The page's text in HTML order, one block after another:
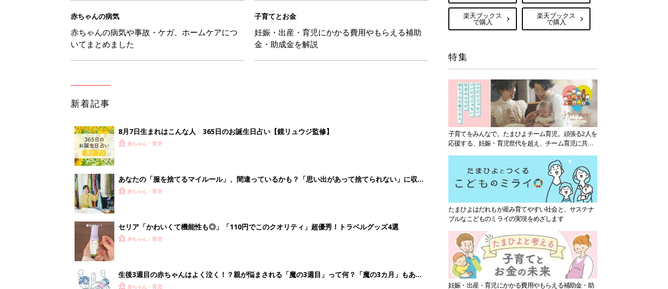
赤ちゃんの病気
赤ちゃんの病気や事故・ケガ、ホームケアにつ
いてまとめました
子育てとお金
妊娠・出産・育児にかかる費用やもらえる補助
金・助成金を解説
新着記事
8月7日生まれはこんな人 365日のお誕生日占い【鏡リュウジ監修】
赤ちゃん・育児
あなたの「服を捨てるマイルール」、間違っているかも？「思い出があって捨てられない」に収納
スタイリストが喝！
赤ちゃん・育児
セリア「かわいくて機能性も◎」「110円でこのクオリティ」超優秀！トラベルグッズ4選
赤ちゃん・育児
生後3週目の赤ちゃんはよく泣く！？親が悩まされる「魔の3週目」って何？「魔の3カ月」もある
って本当？【専門家】
赤ちゃん・育児
楽天ブックス
で購入
楽天ブックス
で購入
特集
子育てをみんなで。たまひよチーム育児。頑張る2人を
応援する、妊娠・育児世代を超え、チーム育児に共感
たまひよはだれもが産み育てやすい社会と、サステナ
ブルなこどものミライの実現をめざします
妊娠・出産・育児にかかる費用やもらえる補助金・助